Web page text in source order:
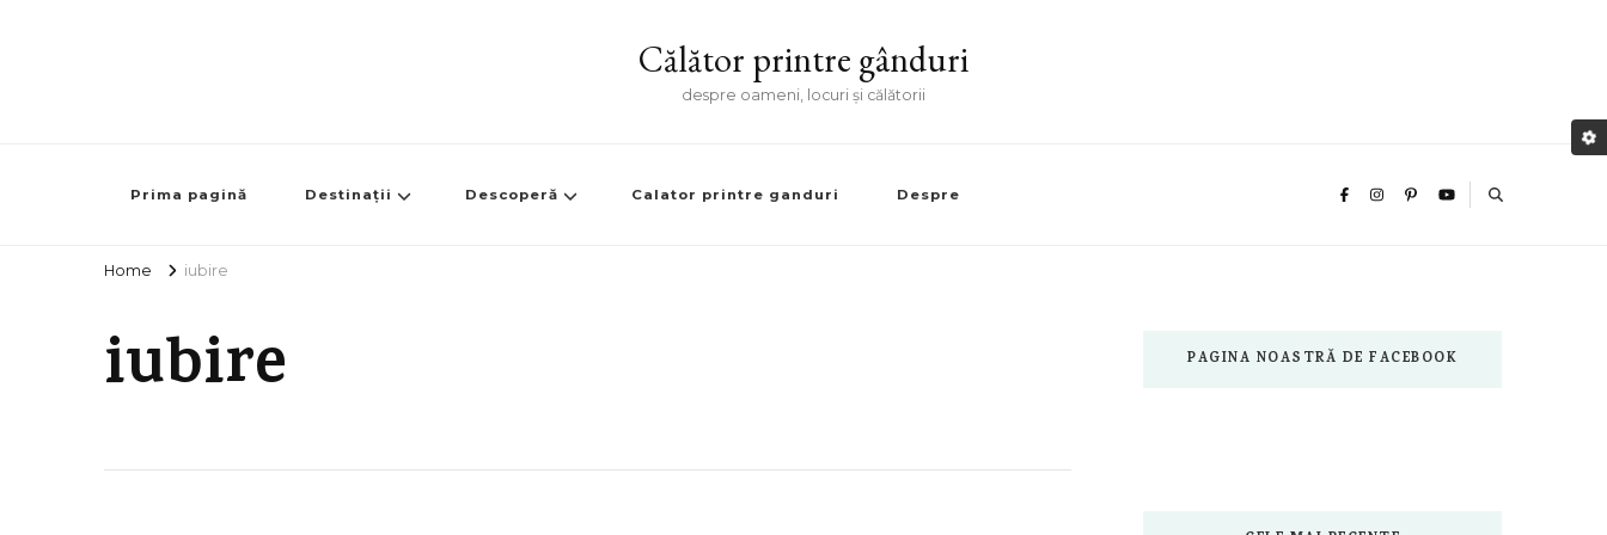
Călător printre gânduri
despre oameni, locuri și călătorii
Prima pagină Destinații Descoperă Calator printre ganduri Despre
Home iubire
iubire PAGINA NOASTRĂ DE FACEBOOK